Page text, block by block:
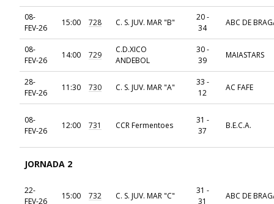
08-
FEV-26
15:00 728 C. S. JUV. MAR "B"
20 -
34
ABC DE
08-
FEV-26
14:00 729
C.D.XICO
ANDEBOL
30 -
39
MAIASTARS
28-
FEV-26
11:30 730 C. S. JUV. MAR "A"
33 -
12
AC FAFE
08-
FEV-26
12:00 731 CCR Fermentoes
31 -
37
B.E.C.A.
JORNADA 2
22-
FEV-26
15:00 732 C. S. JUV. MAR "C"
31 -
31
ABC DE